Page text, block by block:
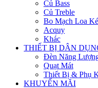
Củ Bass
Củ Treble
Bo Mạch Loa
Acquy
Khác
THIẾT BỊ DÂN
Đèn Năng
Quạt Mát
Thiết Bị & Phụ
KHUYẾN MÃI